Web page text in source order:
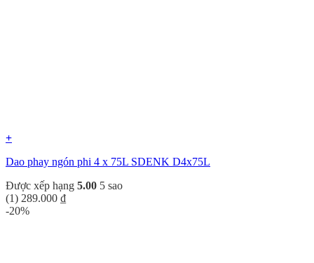
+
Dao phay ngón phi 4 x 75L SDENK D4x75L
Được xếp hạng 5.00 5 sao
(1) 289.000 ₫
-20%